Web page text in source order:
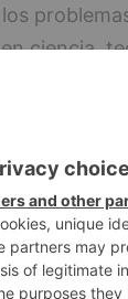
ciencia,
pacto